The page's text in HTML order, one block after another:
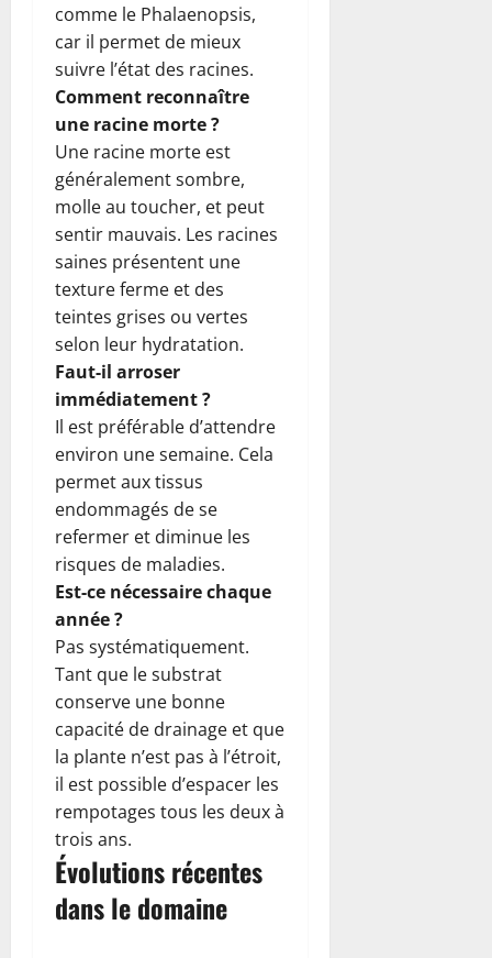
comme le Phalaenopsis,
car il permet de mieux
suivre l’état des racines.
Comment reconnaître
une racine morte ?
Une racine morte est
généralement sombre,
molle au toucher, et peut
sentir mauvais. Les racines
saines présentent une
texture ferme et des
teintes grises ou vertes
selon leur hydratation.
Faut-il arroser
immédiatement ?
Il est préférable d’attendre
environ une semaine. Cela
permet aux tissus
endommagés de se
refermer et diminue les
risques de maladies.
Est-ce nécessaire chaque
année ?
Pas systématiquement.
Tant que le substrat
conserve une bonne
capacité de drainage et que
la plante n’est pas à l’étroit,
il est possible d’espacer les
rempotages tous les deux à
trois ans.
Évolutions récentes
dans le domaine